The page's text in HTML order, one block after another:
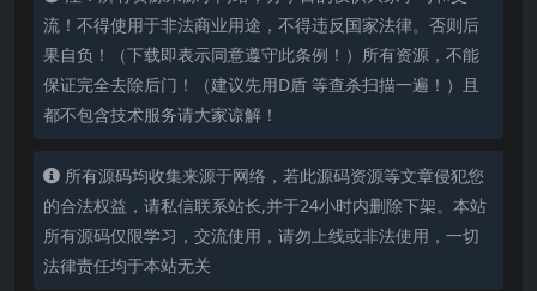
流！不得使用于非法商业用途，不得违反国家法律。否则后
果自负！（下载即表示同意遵守此条例！）所有资源，不能
保证完全去除后门！（建议先用D盾 等查杀扫描一遍！）且
都不包含技术服务请大家谅解！
所有源码均收集来源于网络，若此源码资源等文章侵犯您
的合法权益，请私信联系站长,并于24小时内删除下架。本站
所有源码仅限学习，交流使用，请勿上线或非法使用，一切
法律责任均于本站无关